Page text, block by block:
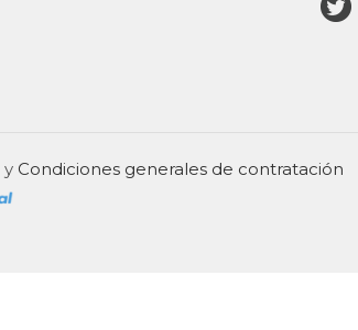
y Condiciones generales de contratación